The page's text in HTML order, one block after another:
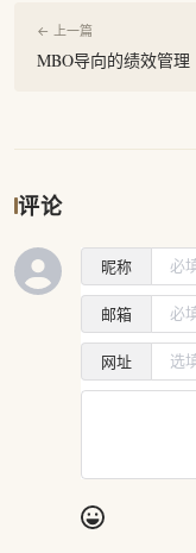
← 上一篇
MBO导向的绩效管理
评论
昵称
邮箱
网址